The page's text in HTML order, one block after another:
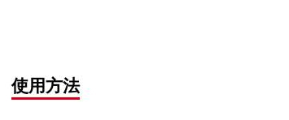
使用方法